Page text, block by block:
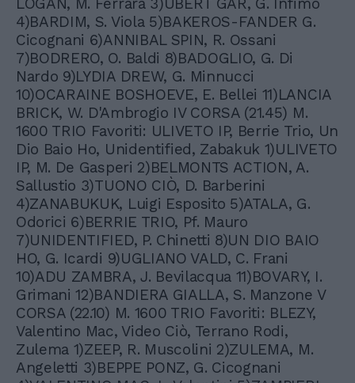
LOGAN, M. Ferrara 3)UBERT GAR, G. Infimo
4)BARDIM, S. Viola 5)BAKEROS-FANDER G.
Cicognani 6)ANNIBAL SPIN, R. Ossani
7)BODRERO, O. Baldi 8)BADOGLIO, G. Di
Nardo 9)LYDIA DREW, G. Minnucci
10)OCARAINE BOSHOEVE, E. Bellei 11)LANCIA
BRICK, W. D'Ambrogio IV CORSA (21.45) M.
1600 TRIO Favoriti: ULIVETO IP, Berrie Trio, Un
Dio Baio Ho, Unidentified, Zabakuk 1)ULIVETO
IP, M. De Gasperi 2)BELMONTS ACTION, A.
Sallustio 3)TUONO CIÒ, D. Barberini
4)ZANABUKUK, Luigi Esposito 5)ATALA, G.
Odorici 6)BERRIE TRIO, Pf. Mauro
7)UNIDENTIFIED, P. Chinetti 8)UN DIO BAIO
HO, G. Icardi 9)UGLIANO VALD, C. Frani
10)ADU ZAMBRA, J. Bevilacqua 11)BOVARY, I.
Grimani 12)BANDIERA GIALLA, S. Manzone V
CORSA (22.10) M. 1600 TRIO Favoriti: BLEZY,
Valentino Mac, Video Ciò, Terrano Rodi,
Zulema 1)ZEEP, R. Muscolini 2)ZULEMA, M.
Angeletti 3)BEPPE PONZ, G. Cicognani